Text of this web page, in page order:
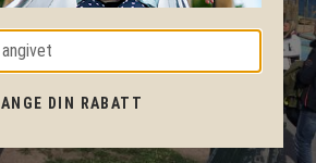
ANGE DIN RABATT